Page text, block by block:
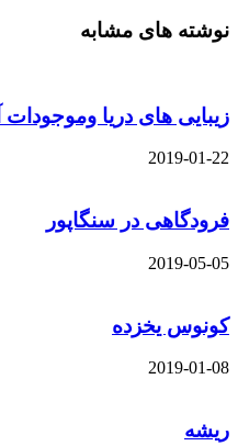
نوشته های مشابه
زیبایی های دریا وموجودات
2019-01-22
فرودگاهی در سنگاپور
2019-05-05
کونوس یخزده
2019-01-08
ریشه